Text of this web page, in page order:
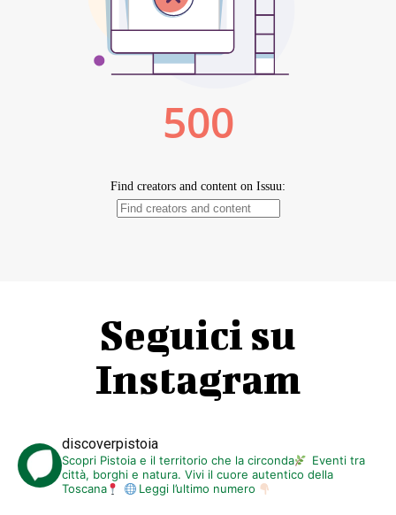
Seguici su
Instagram
discoverpistoia
Scopri Pistoia e il territorio che la circonda
Eventi tra
città, borghi e natura. Vivi il cuore autentico della
Toscana
Leggi l’ultimo numero